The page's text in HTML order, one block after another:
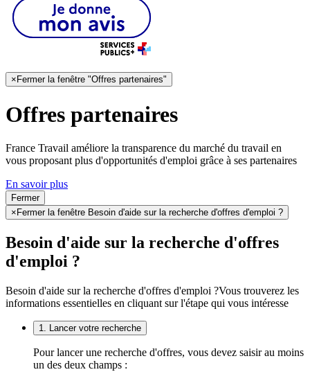
× Fermer la fenêtre "Offres partenaires"
Offres partenaires
France Travail améliore la transparence du marché du travail en
vous proposant plus d'opportunités d'emploi grâce à ses partenaires
En savoir plus
Fermer
× Fermer la fenêtre Besoin d'aide sur la recherche d'offres d'emploi ?
Besoin d'aide sur la recherche d'offres
d'emploi ?
Besoin d'aide sur la recherche d'offres d'emploi ?Vous trouverez les
informations essentielles en cliquant sur l'étape qui vous intéresse
1. Lancer votre recherche
Pour lancer une recherche d'offres, vous devez saisir au moins
un des deux champs :